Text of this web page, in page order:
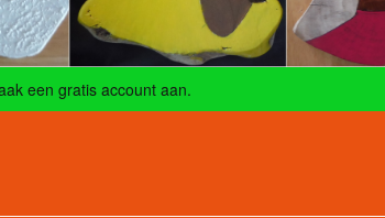
een gratis account aan.